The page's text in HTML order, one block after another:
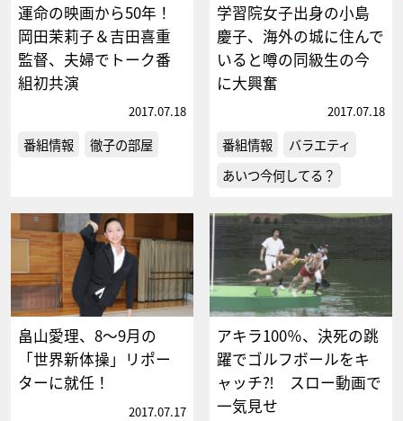
運命の映画から50年！
岡田茉莉子＆吉田喜重
監督、夫婦でトーク番
組初共演
2017.07.18
番組情報 徹子の部屋
学習院女子出身の小島
慶子、海外の城に住んで
いると噂の同級生の今
に大興奮
2017.07.18
番組情報
バラエティ
あいつ今何してる？
畠山愛理、8～9月の
「世界新体操」リポー
ターに就任！
2017.07.17
アキラ100％、決死の跳
躍でゴルフボールをキ
ャッチ⁈ スロー動画で
一気見せ